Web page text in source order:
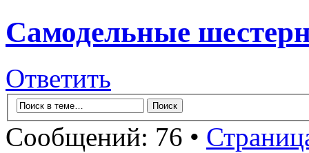
Самодельные
Ответить
Сообщений: 76 •